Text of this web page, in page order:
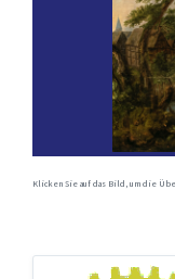
Klicken Sie auf das Bild, um die